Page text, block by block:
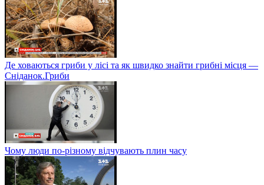
Де ховаються гриби у лісі та як швидко знайти грибні місця —
Сніданок.Гриби
Чому люди по-різному відчувають плин часу